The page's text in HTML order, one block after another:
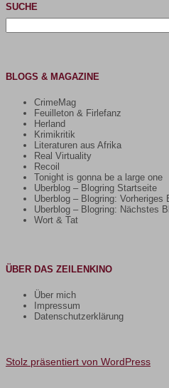
SUCHE
Suchen
nach:
BLOGS & MAGAZINE
CrimeMag
Feuilleton & Firlefanz
Herland
Krimikritik
Literaturen aus Afrika
Real Virtuality
Recoil
Tonight is gonna be a large one
Uberblog – Blogring Startseite
Uberblog – Blogring: Vorheriges
Uberblog – Blogring: Nächstes
Wort & Tat
ÜBER DAS ZEILENKINO
Über mich
Impressum
Datenschutzerklärung
Stolz präsentiert von WordPress